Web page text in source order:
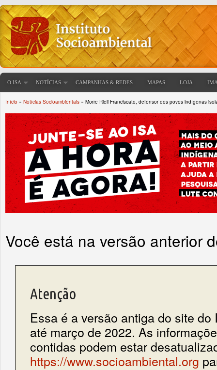
O ISA NOTÍCIAS CAMPANHAS & REDES MAPAS LOJA
Início » Notícias Socioambientais » Morre Rieli Franciscato, defensor dos povos indígenas
Você está na versão anterior
Atenção
Essa é a versão antiga do site do
até março de 2022. As
contidas podem estar
https://www.socioambiental.org